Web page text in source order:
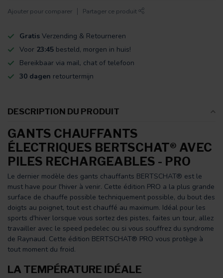
Ajouter pour comparer Partager ce produit
Gratis Verzending & Retourneren
Voor 23:45 besteld, morgen in huis!
Bereikbaar via mail, chat of telefoon
30 dagen retourtermijn
DESCRIPTION DU PRODUIT
GANTS CHAUFFANTS
ÉLECTRIQUES BERTSCHAT® AVEC
PILES RECHARGEABLES - PRO
Le dernier modèle des gants chauffants BERTSCHAT® est le
must have pour l'hiver à venir. Cette édition PRO a la plus grande
surface de chauffe possible techniquement possible, du bout des
doigts au poignet, tout est chauffé au maximum. Idéal pour les
sports d'hiver lorsque vous sortez des pistes, faites un tour, allez
travailler avec le speed pedelec ou si vous souffrez du syndrome
de Raynaud. Cette édition BERTSCHAT® PRO vous protège à
tout moment du froid.
LA TEMPÉRATURE IDÉALE